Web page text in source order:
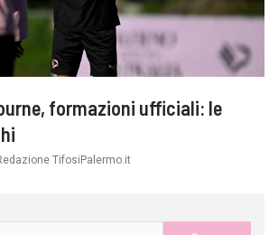
formazioni ufficiali: le
TifosiPalermo.it